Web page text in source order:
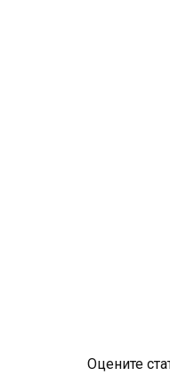
Оцените